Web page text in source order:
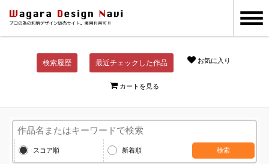
検索履歴 最近チェックした作品 お気に入り
カートを見る
スコア順 新着順 検索